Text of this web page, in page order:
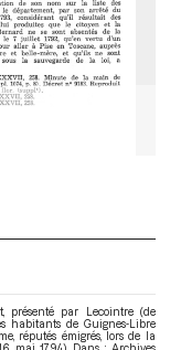
présenté par Lecointre (de
habitants de Guignes-Libre
réputés émigrés, lors de la